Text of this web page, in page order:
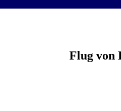
Flug von